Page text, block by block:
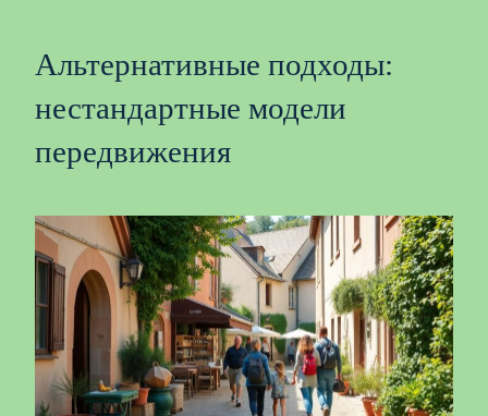
Альтернативные подходы:
нестандартные модели
передвижения